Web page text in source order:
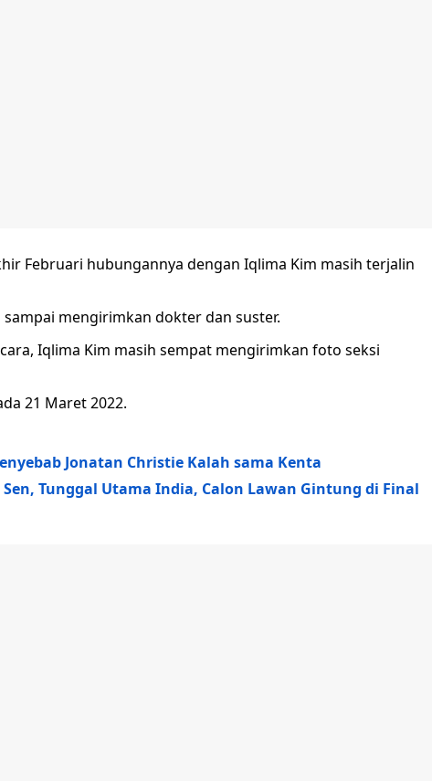
Februari hubungannya dengan Iqlima Kim masih terjalin
mengirimkan dokter dan suster.
Iqlima Kim masih sempat mengirimkan foto seksi
21 Maret 2022.
Jonatan Christie Kalah sama Kenta
Tunggal Utama India, Calon Lawan Gintung di Final